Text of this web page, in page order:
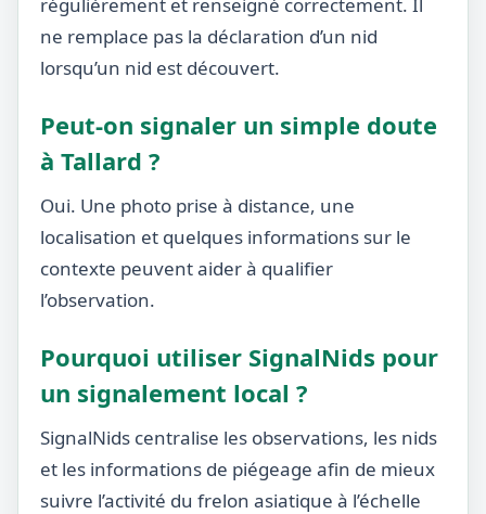
ne remplace pas la déclaration d’un nid
lorsqu’un nid est découvert.
Peut-on signaler un simple doute
à Tallard ?
Oui. Une photo prise à distance, une
localisation et quelques informations sur le
contexte peuvent aider à qualifier
l’observation.
Pourquoi utiliser SignalNids pour
un signalement local ?
SignalNids centralise les observations, les nids
et les informations de piégeage afin de mieux
suivre l’activité du frelon asiatique à l’échelle